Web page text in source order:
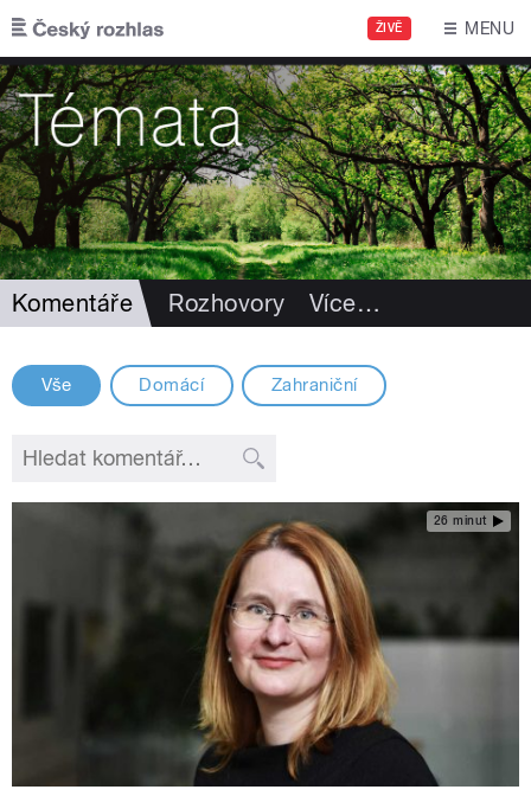
Přejít k hlavnímu obsahu
ŽIVĚ MENU
Komentáře Rozhovory Více…
Vše Domácí Zahraniční
26 minut